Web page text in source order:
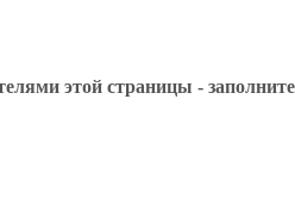
этой страницы -